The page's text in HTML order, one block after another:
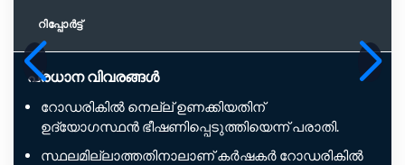
റിപ്പോര്‍ട്ട്
പ്രധാന വിവരങ്ങൾ
റോഡരികിൽ നെല്ല് ഉണക്കിയതിന്
ഉദ്യോഗസ്ഥൻ ഭീഷണിപ്പെടുത്തിയെന്ന് പരാതി.
സ്ഥലമില്ലാത്തതിനാലാണ് കർഷകർ റോഡരികിൽ